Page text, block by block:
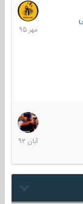
27
مهر
1395
22
آبان
1392